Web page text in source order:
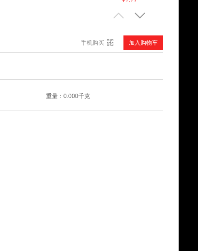
伊诗丽M0241竹棉中号毛巾
手机购买 加入购物车
重量：0.000千克